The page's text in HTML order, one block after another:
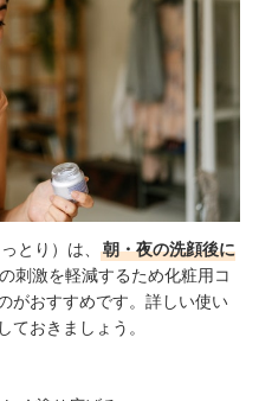
とり）は、
朝・夜の洗顔後に
刺激を軽減するため化粧用コ
がおすすめです。詳しい使い
ておきましょう。